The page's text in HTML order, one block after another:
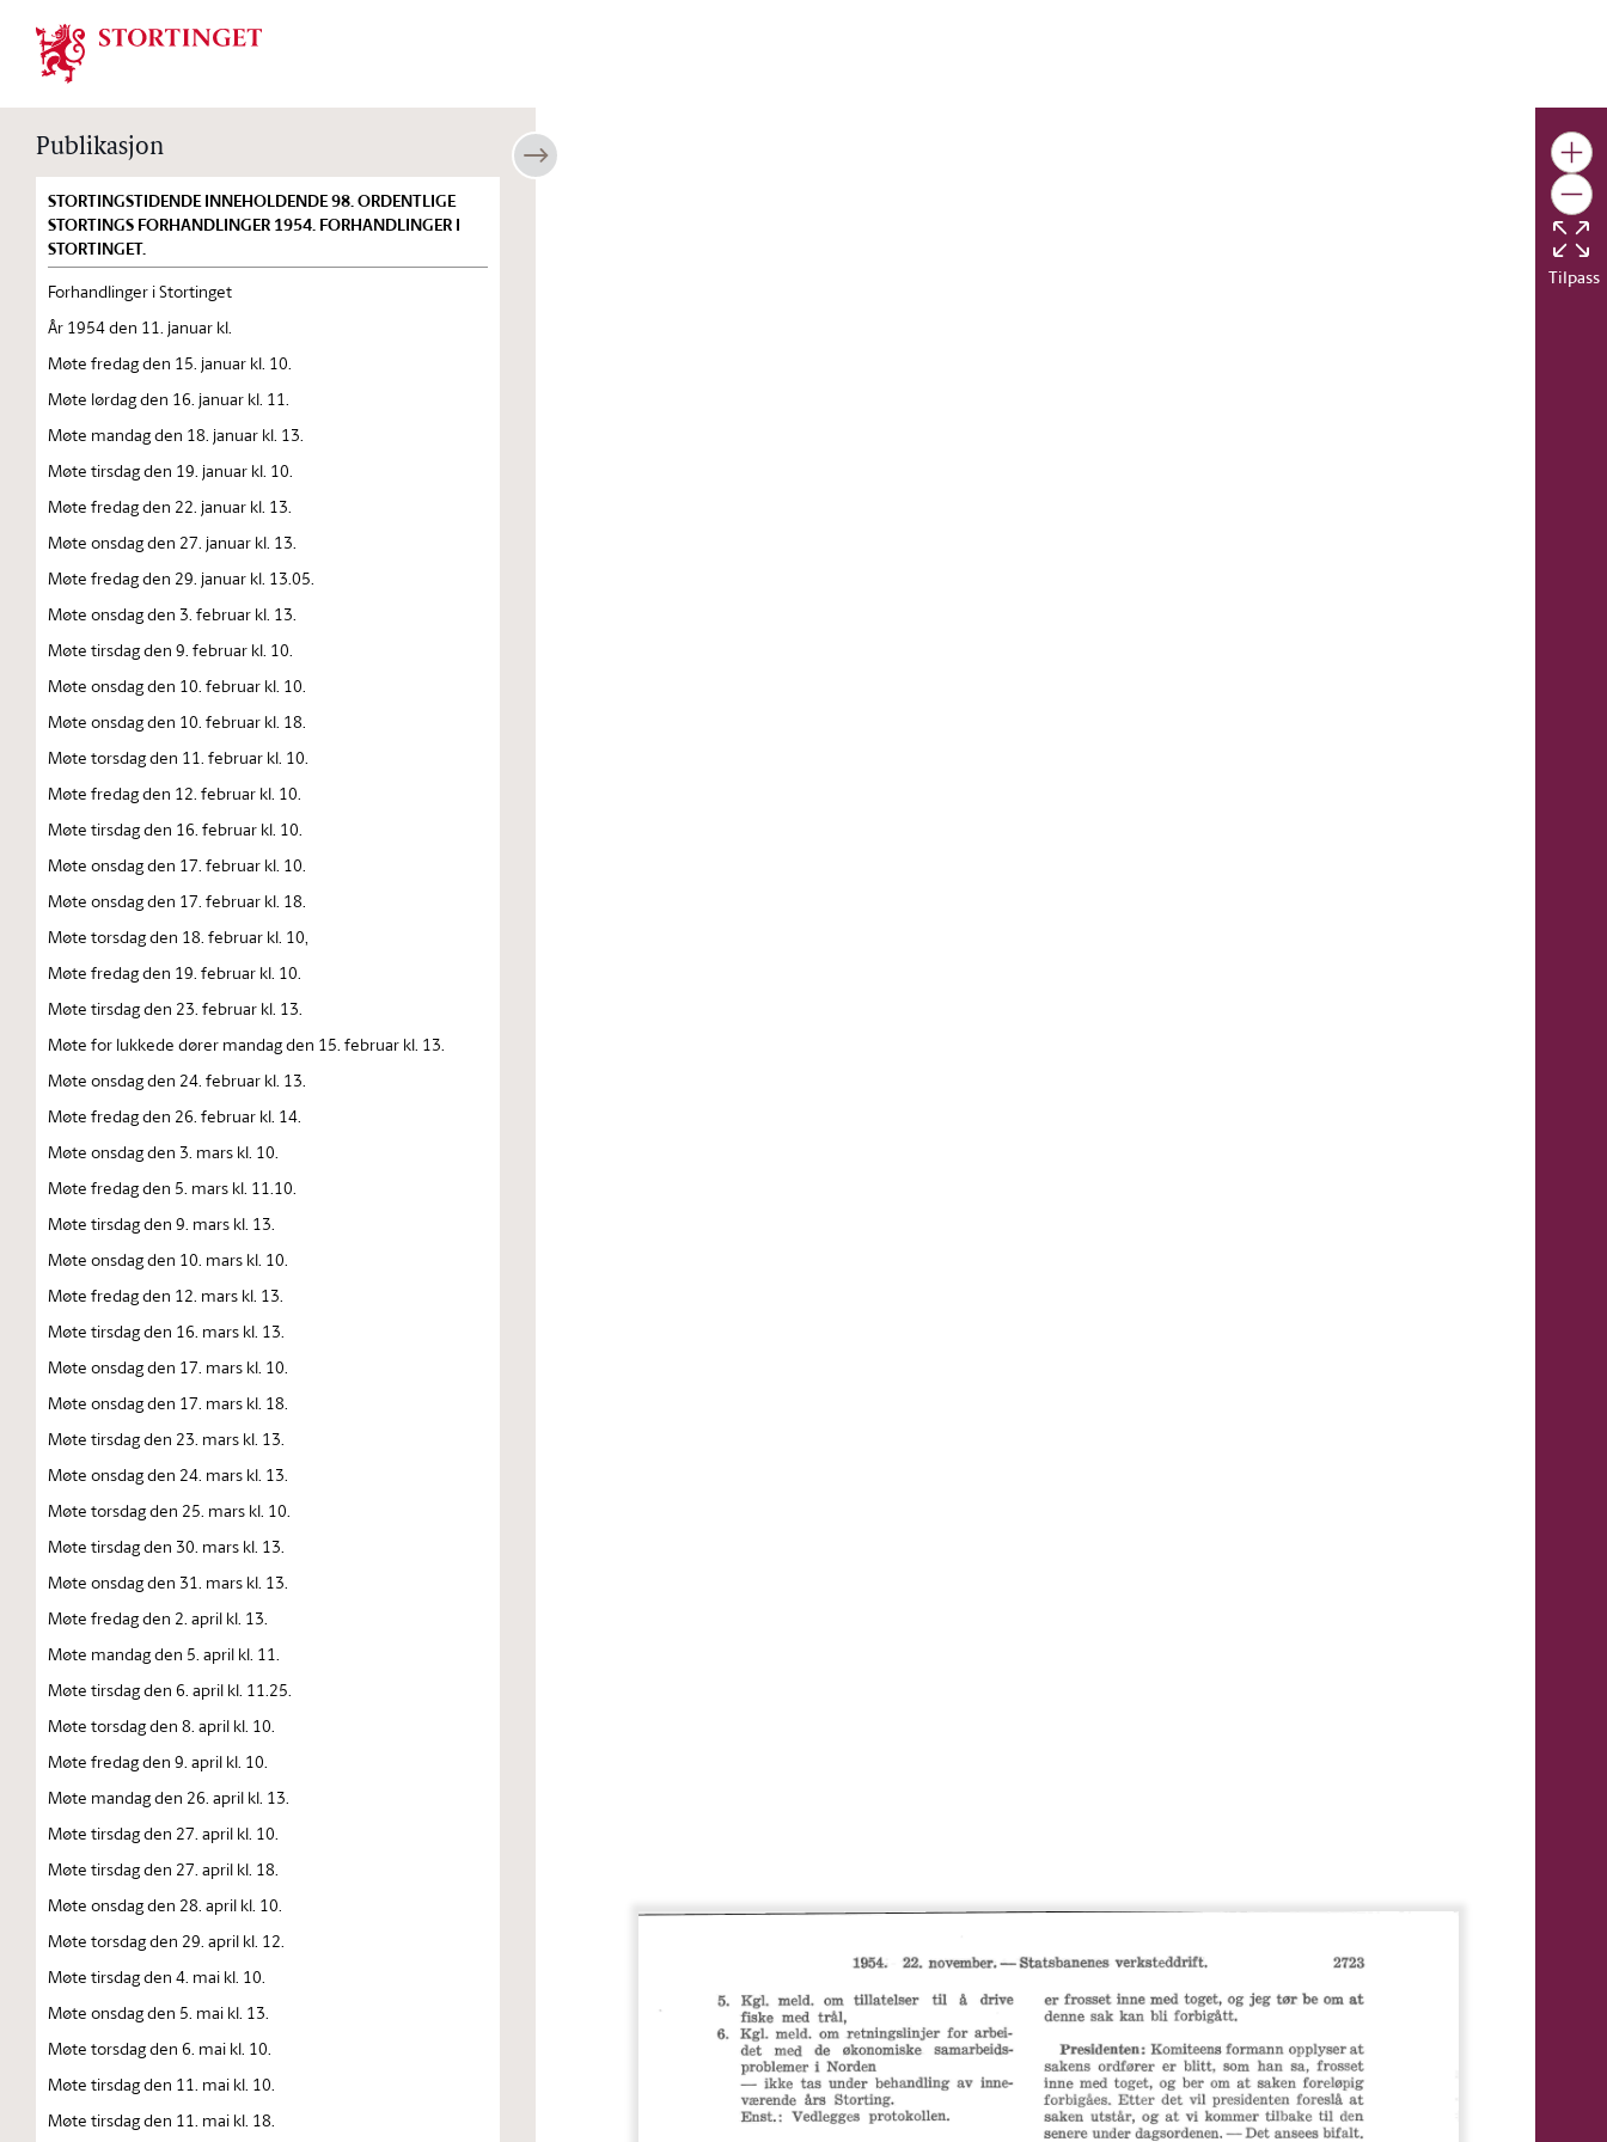
Stortinget.no
Publikasjon
STORTINGSTIDENDE INNEHOLDENDE 98. ORDENTLIGE
STORTINGS FORHANDLINGER 1954. FORHANDLINGER I
STORTINGET.
Forhandlinger i Stortinget
År 1954 den 11. januar kl.
Møte fredag den 15. januar kl. 10.
Møte lørdag den 16. januar kl. 11.
Møte mandag den 18. januar kl. 13.
Møte tirsdag den 19. januar kl. 10.
Møte fredag den 22. januar kl. 13.
Møte onsdag den 27. januar kl. 13.
Møte fredag den 29. januar kl. 13.05.
Møte onsdag den 3. februar kl. 13.
Møte tirsdag den 9. februar kl. 10.
Møte onsdag den 10. februar kl. 10.
Møte onsdag den 10. februar kl. 18.
Møte torsdag den 11. februar kl. 10.
Møte fredag den 12. februar kl. 10.
Møte tirsdag den 16. februar kl. 10.
Møte onsdag den 17. februar kl. 10.
Møte onsdag den 17. februar kl. 18.
Møte torsdag den 18. februar kl. 10,
Møte fredag den 19. februar kl. 10.
Møte tirsdag den 23. februar kl. 13.
Møte for lukkede dører mandag den 15. februar kl. 13.
Møte onsdag den 24. februar kl. 13.
Møte fredag den 26. februar kl. 14.
Møte onsdag den 3. mars kl. 10.
Møte fredag den 5. mars kl. 11.10.
Møte tirsdag den 9. mars kl. 13.
Møte onsdag den 10. mars kl. 10.
Møte fredag den 12. mars kl. 13.
Møte tirsdag den 16. mars kl. 13.
Møte onsdag den 17. mars kl. 10.
Møte onsdag den 17. mars kl. 18.
Møte tirsdag den 23. mars kl. 13.
Møte onsdag den 24. mars kl. 13.
Møte torsdag den 25. mars kl. 10.
Møte tirsdag den 30. mars kl. 13.
Møte onsdag den 31. mars kl. 13.
Møte fredag den 2. april kl. 13.
Møte mandag den 5. april kl. 11.
Møte tirsdag den 6. april kl. 11.25.
Møte torsdag den 8. april kl. 10.
Møte fredag den 9. april kl. 10.
Møte mandag den 26. april kl. 13.
Møte tirsdag den 27. april kl. 10.
Møte tirsdag den 27. april kl. 18.
Møte onsdag den 28. april kl. 10.
Møte torsdag den 29. april kl. 12.
Møte tirsdag den 4. mai kl. 10.
Møte onsdag den 5. mai kl. 13.
Møte torsdag den 6. mai kl. 10.
Møte tirsdag den 11. mai kl. 10.
Møte tirsdag den 11. mai kl. 18.